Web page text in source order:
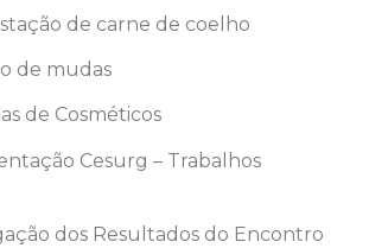
de carne de coelho
de mudas
de Cosméticos
Cesurg – Trabalhos
dos Resultados do Encontro